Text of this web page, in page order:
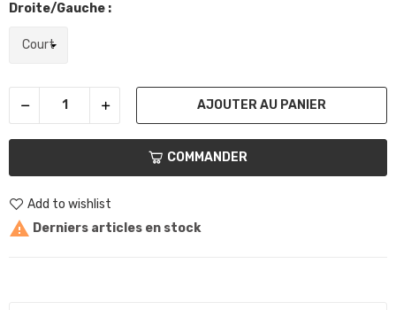
Droite/Gauche :
AJOUTER AU PANIER
COMMANDER
Add to wishlist
 Derniers articles en stock